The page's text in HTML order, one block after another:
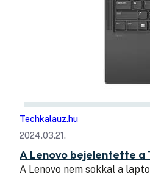
Techkalauz.hu
2024.03.21.
A Lenovo bejelentette a
A Lenovo nem sokkal a